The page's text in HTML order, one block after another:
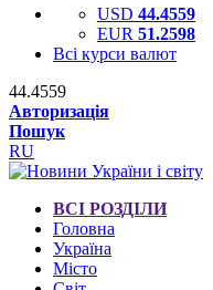
USD 44.4559
EUR 51.2598
Всі курси валют
44.4559
Авторизація
Пошук
RU
ВСІ РОЗДІЛИ
Головна
Україна
Місто